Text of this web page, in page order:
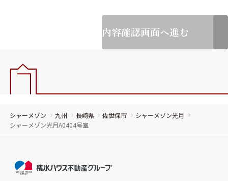
内容確認画面へ進む
シャーメゾン 九州 長崎県 佐世保市
シャーメゾン光月
シャーメゾン光月A0404号室